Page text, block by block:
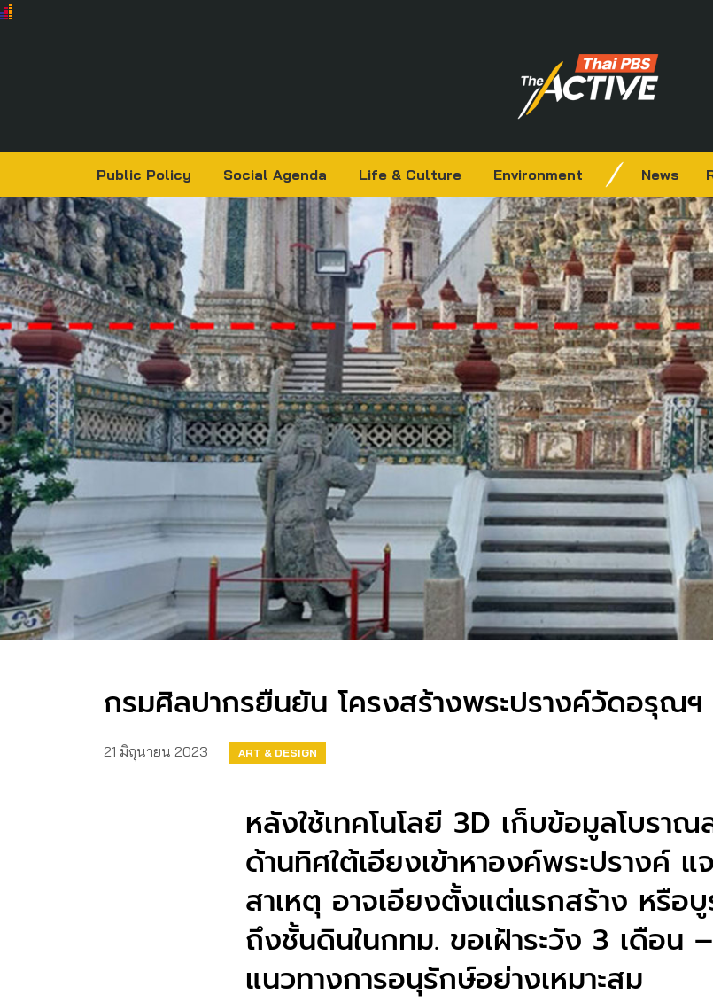
Public Policy Social Agenda Life & Culture Environment News
กรมศิลปากรยืนยัน โครงสร้างพระปรางค์วัดอรุณ
21 มิถุนายน 2023
ART & DESIGN
หลังใช้เทคโนโลยี 3D เก็บข้อมูลโบร
ด้านทิศใต้เอียงเข้าหาองค์พระปรางค์ แ
สาเหตุ อาจเอียงตั้งแต่แรกสร้าง หรือ
ถึงชั้นดินในกทม. ขอเฝ้าระวัง 3 เดือน
แนวทางการอนุรักษ์อย่างเหมาะสม